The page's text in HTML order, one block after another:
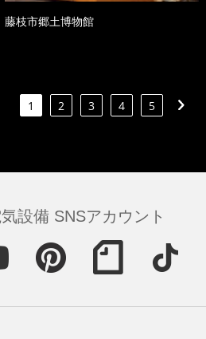
藤枝市郷土博物館
1 2 3 4 5
設備 SNSアカウント